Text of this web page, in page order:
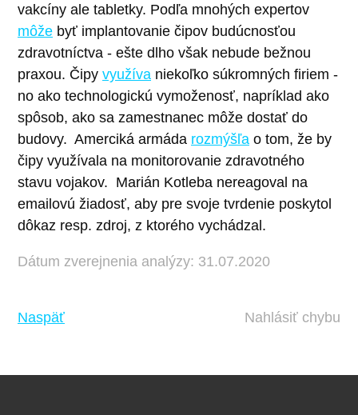
vakcíny ale tabletky. Podľa mnohých expertov
môže byť implantovanie čipov budúcnosťou
zdravotníctva - ešte dlho však nebude bežnou
praxou. Čipy využíva niekoľko súkromných firiem -
no ako technologickú vymoženosť, napríklad ako
spôsob, ako sa zamestnanec môže dostať do
budovy. Amerciká armáda rozmýšľa o tom, že by
čipy využívala na monitorovanie zdravotného
stavu vojakov. Marián Kotleba nereagoval na
emailovú žiadosť, aby pre svoje tvrdenie poskytol
dôkaz resp. zdroj, z ktorého vychádzal.
Dátum zverejnenia analýzy: 31.07.2020
Naspäť Nahlásiť chybu